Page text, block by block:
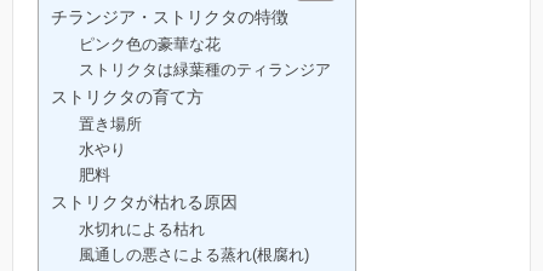
チランジア・ストリクタの特徴
ピンク色の豪華な花
ストリクタは緑葉種のティランジア
ストリクタの育て方
置き場所
水やり
肥料
ストリクタが枯れる原因
水切れによる枯れ
風通しの悪さによる蒸れ(根腐れ)